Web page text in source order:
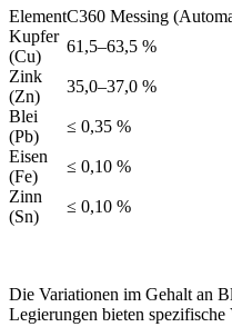
ElementC360 Messing
Kupfer
(Cu)
61,5–63,5 %
Zink
(Zn)
35,0–37,0 %
Blei
(Pb)
≤ 0,35 %
Eisen
(Fe)
≤ 0,10 %
Zinn
(Sn)
≤ 0,10 %
Die Variationen im Gehalt an
Legierungen bieten